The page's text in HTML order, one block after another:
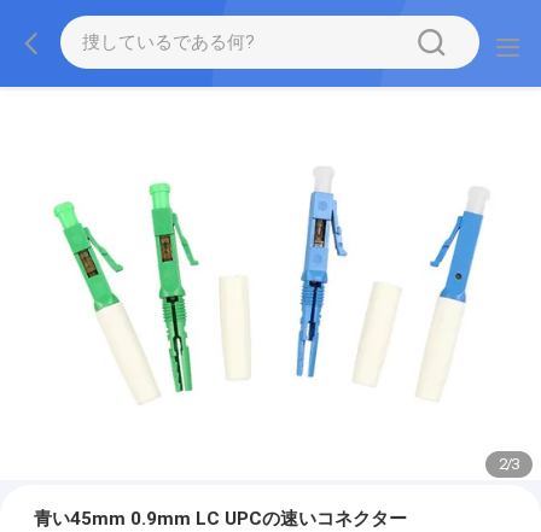
2/3
青い45mm 0.9mm LC UPCの速いコネクター